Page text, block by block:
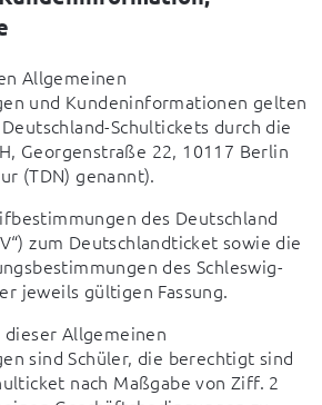
Allgemeinen
und Kundeninformationen gelten
Schultickets durch die
Georgenstraße 22, 10117 Berlin
(TDN) genannt).
des Deutschland
zum Deutschlandticket sowie die
des Schleswig-
jeweils gültigen Fassung.
dieser Allgemeinen
sind Schüler, die berechtigt sind
nach Maßgabe von Ziff. 2